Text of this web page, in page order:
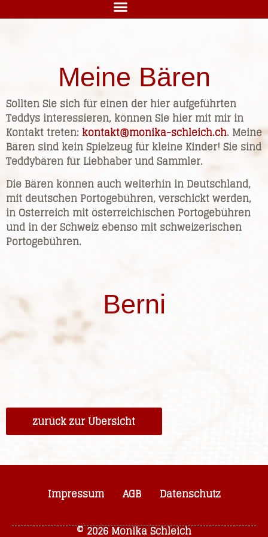
Meine Bären
Sollten Sie sich für einen der hier aufgeführten
Teddys interessieren, können Sie hier mit mir in
Kontakt treten: kontakt@monika-schleich.ch. Meine
Bären sind kein Spielzeug für kleine Kinder! Sie sind
Teddybären für Liebhaber und Sammler.
Die Bären können auch weiterhin in Deutschland,
mit deutschen Portogebühren, verschickt werden,
in Österreich mit österreichischen Portogebühren
und in der Schweiz ebenso mit schweizerischen
Portogebühren.
Berni
zurück zur Übersicht
Impressum AGB Datenschutz
© 2026 Monika Schleich